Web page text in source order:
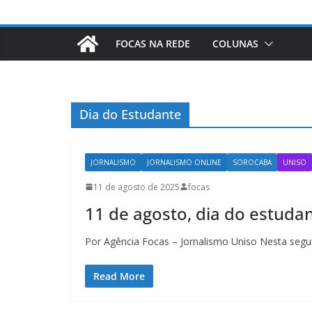
FOCAS NA REDE COLUNAS
Dia do Estudante
JORNALISMO JORNALISMO ONLINE SOROCABA UNISO
11 de agosto de 2025 focas
11 de agosto, dia do
Por Agência Focas – Jornalismo Uniso Nesta
Read More